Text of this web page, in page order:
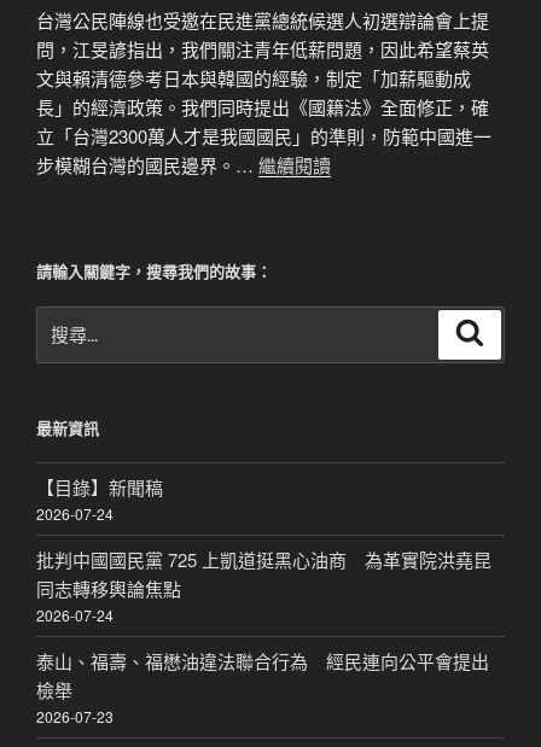
台灣公民陣線也受邀在民進黨總統候選人初選辯論會上提
問，江旻諺指出，我們關注青年低薪問題，因此希望蔡英
文與賴清德參考日本與韓國的經驗，制定「加薪驅動成
長」的經濟政策。我們同時提出《國籍法》全面修正，確
立「台灣2300萬人才是我國國民」的準則，防範中國進一
步模糊台灣的國民邊界。… 繼續閱讀
請輸入關鍵字，搜尋我們的故事：
尋
字:
最新資訊
【目錄】新聞稿
2026-07-24
批判中國國民黨 725 上凱道挺黑心油商 為革實院洪堯昆
同志轉移輿論焦點
2026-07-24
泰山、福壽、福懋油違法聯合行為 經民連向公平會提出
檢舉
2026-07-23